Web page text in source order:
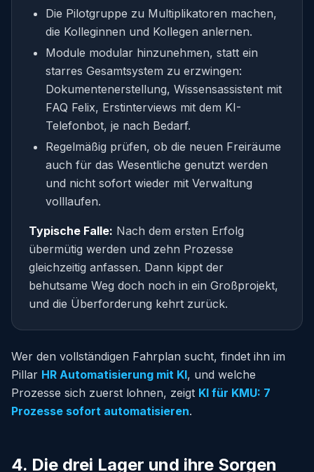
Die Pilotgruppe zu Multiplikatoren machen,
die Kolleginnen und Kollegen anlernen.
Module modular hinzunehmen, statt ein
starres Gesamtsystem zu erzwingen:
Dokumentenerstellung, Wissensassistent mit
FAQ Felix, Erstinterviews mit dem KI-
Telefonbot, je nach Bedarf.
Regelmäßig prüfen, ob die neuen Freiräume
auch für das Wesentliche genutzt werden
und nicht sofort wieder mit Verwaltung
volllaufen.
Typische Falle: Nach dem ersten Erfolg
übermütig werden und zehn Prozesse
gleichzeitig anfassen. Dann kippt der
behutsame Weg doch noch in ein Großprojekt,
und die Überforderung kehrt zurück.
Wer den vollständigen Fahrplan sucht, findet ihn im
Pillar HR Automatisierung mit KI, und welche
Prozesse sich zuerst lohnen, zeigt KI für KMU: 7
Prozesse sofort automatisieren.
4. Die drei Lager und ihre Sorgen